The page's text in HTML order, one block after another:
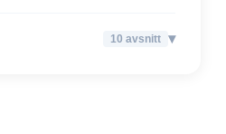
10 avsnitt ▾